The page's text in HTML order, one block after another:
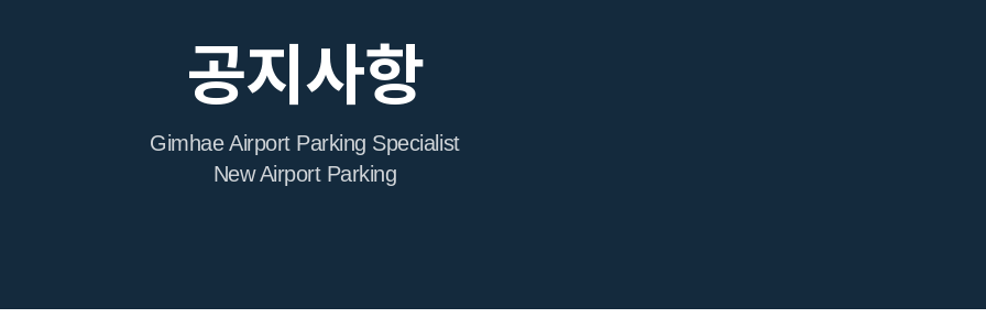
공지사항
Gimhae Airport Parking Specialist
New Airport Parking